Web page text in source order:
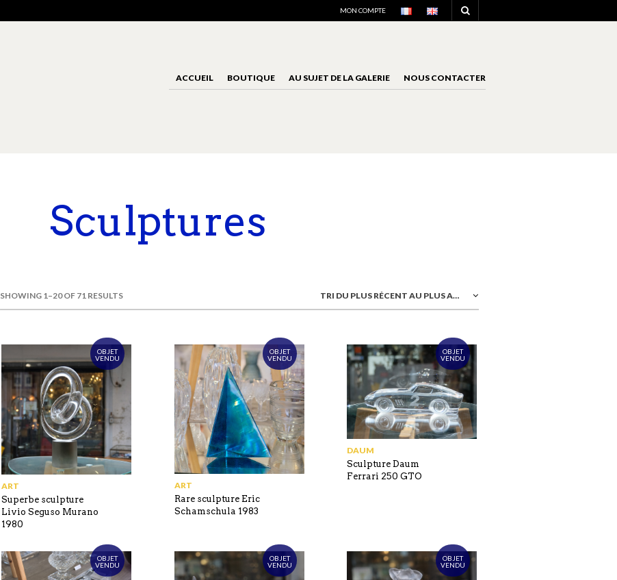
MON COMPTE
ACCUEIL BOUTIQUE AU SUJET DE LA GALERIE NOUS CONTACTER
Sculptures
SHOWING 1–20 OF 71 RESULTS TRI DU PLUS RÉCENT AU PLUS ANCIEN
OBJET
VENDU
ART
Superbe sculpture
Livio Seguso Murano
1980
OBJET
VENDU
ART
Rare sculpture Eric
Schamschula 1983
OBJET
VENDU
DAUM
Sculpture Daum
Ferrari 250 GTO
OBJET
VENDU
OBJET
VENDU
OBJET
VENDU